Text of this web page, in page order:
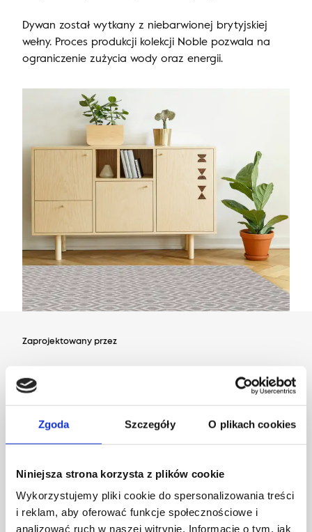
Zgoda Szczegóły O plikach cookies
Niniejsza strona korzysta z plików cookie
Wykorzystujemy pliki cookie do spersonalizowania treści
i reklam, aby oferować funkcje społecznościowe i
analizować ruch w naszej witrynie. Informacje o tym, jak
Dywan został wytkany z niebarwionej brytyjskiej
wełny. Proces produkcji kolekcji Noble pozwala na
ograniczenie zużycia wody oraz energii.
Zaprojektowany przez
Dział Wzornictwa Agnelli